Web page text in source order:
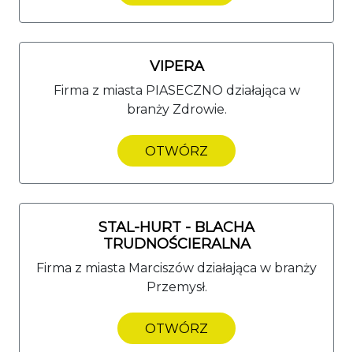
VIPERA
Firma z miasta PIASECZNO działająca w
branży Zdrowie.
OTWÓRZ
STAL-HURT - BLACHA
TRUDNOŚCIERALNA
Firma z miasta Marciszów działająca w branży
Przemysł.
OTWÓRZ